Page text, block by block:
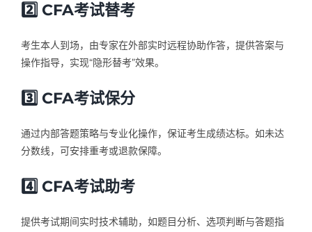
2️⃣ CFA考试替考
考生本人到场，由专家在外部实时远程协助作答，提供答案与
操作指导，实现“隐形替考”效果。
3️⃣ CFA考试保分
通过内部答题策略与专业化操作，保证考生成绩达标。如未达
分数线，可安排重考或退款保障。
4️⃣ CFA考试助考
提供考试期间实时技术辅助，如题目分析、选项判断与答题指